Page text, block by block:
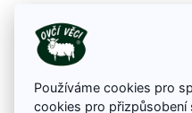
Používáme cookies pro
cookies pro přizpůsobení